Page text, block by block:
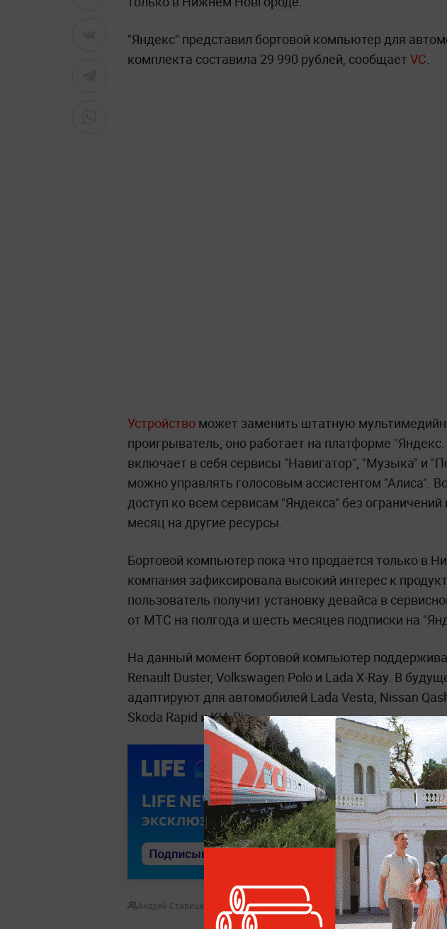
"Яндекс" представил бортовой компьютер для
комплекта составила 29 990 рублей, сообщает VC.
Устройство может заменить штатную
проигрыватель, оно работает на платформе
включает в себя сервисы "Навигатор", "Музыка" и
можно управлять голосовым ассистентом "Алиса".
доступ ко всем сервисам "Яндекса" без ограничений
месяц на другие ресурсы.
Бортовой компьютер пока что продаётся только в
компания зафиксировала высокий интерес к
пользователь получит установку девайса в
от МТС на полгода и шесть месяцев подписки на
На данный момент бортовой компьютер
Renault Duster, Volkswagen Polo и Lada X-Ray. В
адаптируют для автомобилей Lada Vesta, Nissan
Skoda Rapid и KIA Rio.
Андрей Ставицкий